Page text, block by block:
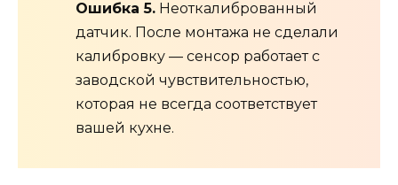
Ошибка 5. Неоткалиброванный
датчик. После монтажа не сделали
калибровку — сенсор работает с
заводской чувствительностью,
которая не всегда соответствует
вашей кухне.